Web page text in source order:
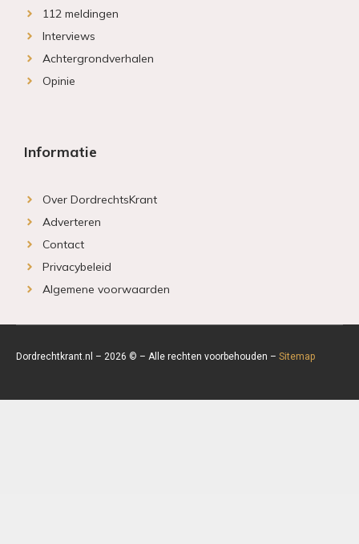
112 meldingen
Interviews
Achtergrondverhalen
Opinie
Informatie
Over DordrechtsKrant
Adverteren
Contact
Privacybeleid
Algemene voorwaarden
Dordrechtkrant.nl – 2026 © – Alle rechten voorbehouden – Sitemap